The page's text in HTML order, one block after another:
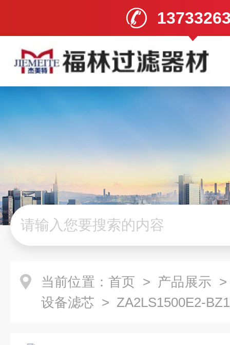
当前位置： 首页 > 产品展示
设备滤芯 > ZA2LS1500E2-